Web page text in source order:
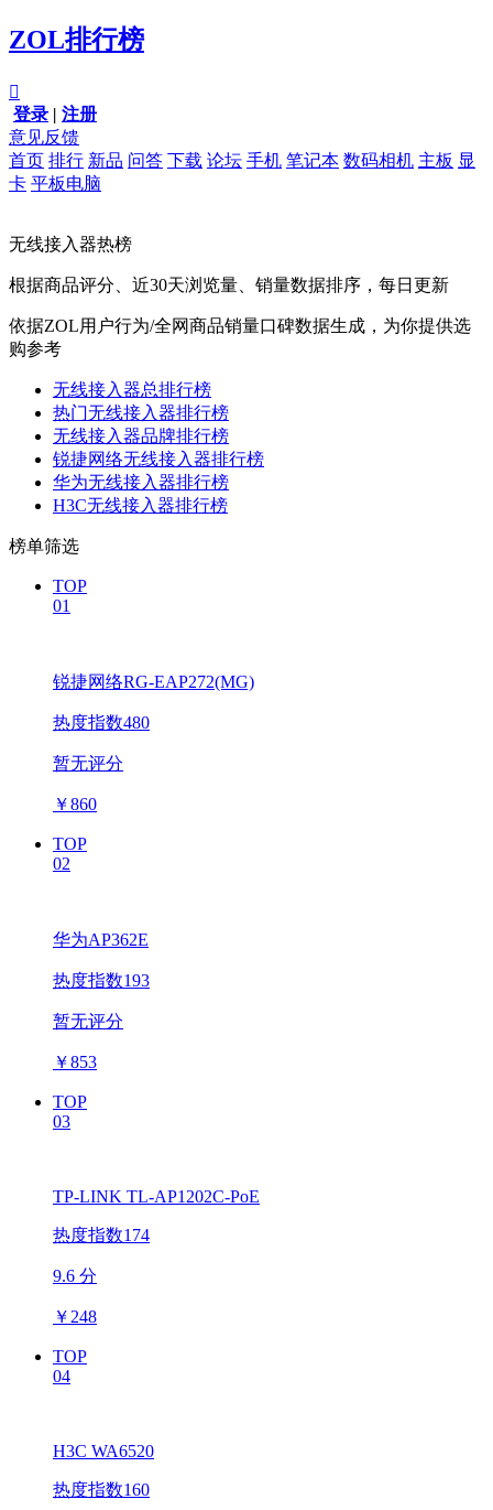
ZOL排行榜

登录 | 注册
意见反馈
首页 排行 新品 问答 下载 论坛 手机 笔记本 数码相机 主板 显
卡 平板电脑
无线接入器热榜
根据商品评分、近30天浏览量、销量数据排序，每日更新
依据ZOL用户行为/全网商品销量口碑数据生成，为你提供选
购参考
无线接入器总排行榜
热门无线接入器排行榜
无线接入器品牌排行榜
锐捷网络无线接入器排行榜
华为无线接入器排行榜
H3C无线接入器排行榜
榜单筛选
TOP
01
锐捷网络RG-EAP272(MG)
热度指数480
暂无评分
￥860
TOP
02
华为AP362E
热度指数193
暂无评分
￥853
TOP
03
TP-LINK TL-AP1202C-PoE
热度指数174
9.6 分
￥ 248
TOP
04
H3C WA6520
热度指数160